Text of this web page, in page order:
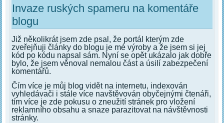
Invaze ruských spameru na komentáře
blogu
Již několikrát jsem zde psal, že portál kterým zde
zveřejňuji články do blogu je mé výroby a že jsem si jej
kód po kódu napsal sám. Nyní se opět ukázalo jak dobře
bylo, že jsem věnoval nemalou část a úsilí zabezpečení
komentářů.
Čím více je můj blog vidět na internetu, indexován
vyhledávači i stále více navštěvován obyčejnými čtenáři,
tím více je zde pokusu o zneužití stránek pro vložení
reklamního obsahu a snaze parazitovat na návštěvnosti
stránky.